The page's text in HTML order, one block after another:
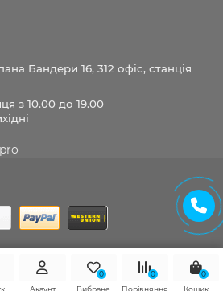
Бандери 16, 312 офіс, станція
з 10.00 до 19.00
Акаунт
0
Вибране
0
Порівняння
0
Кошик